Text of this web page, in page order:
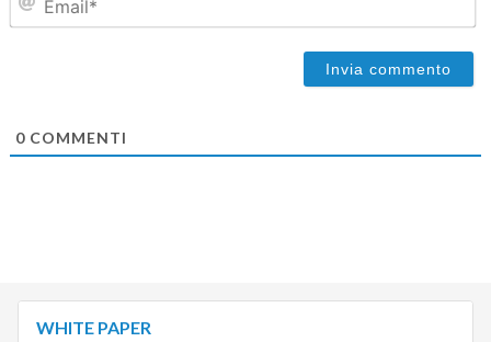
0COMMENTI
WHITE PAPER